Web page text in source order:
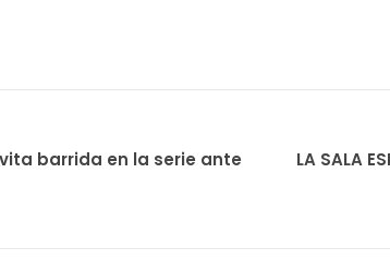
barrida en la serie ante
LA SALA